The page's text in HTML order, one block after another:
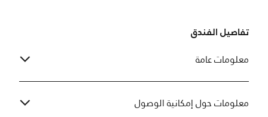
تفاصيل الفندق
معلومات عامة
معلومات حول إمكانية الوصول